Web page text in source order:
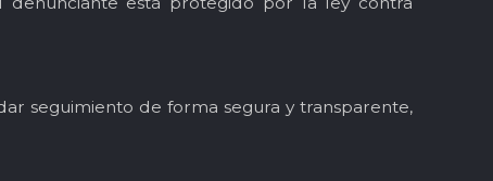
seguimiento de forma segura y transparente,